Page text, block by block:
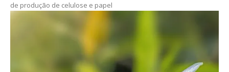
de produção de celulose e papel